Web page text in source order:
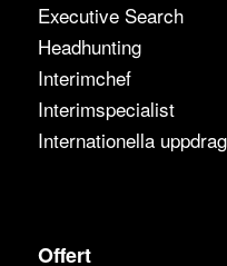
Executive Search
Headhunting
Interimchef
Interimspecialist
Internationella uppdrag
Offert